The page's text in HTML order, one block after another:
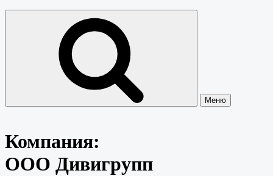
Меню
Компания:
ООО Дивигрупп